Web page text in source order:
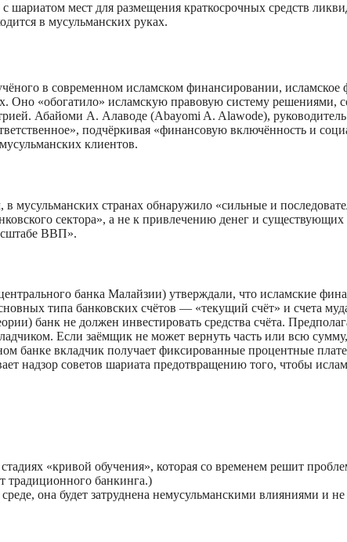
мест для размещения краткосрочных средств
в мусульманских руках.
в современном исламском финансировании, исламское
Оно «обогатило» исламскую правовую систему решениями,
Абайоми А. Алаводе (Abayomi A. Alawode),
подчёркивая «финансовую включённость и
клиентов.
странах обнаружило «сильные и
сектора», а не к привлечению денег и
ВВП».
банка Малайзии) утверждали, что исламские
типа банковских счётов — «текущий счёт» и счета
банк не должен инвестировать средства счёта.
Если заёмщик не может вернуть часть или всю
банке вкладчик получает фиксированные процентные
надзор советов шариата предотвращению того, чтобы
«кривой обучения», которая со временем решит
традиционного банкинга.)
она будет затруднена немусульманскими влияниями и